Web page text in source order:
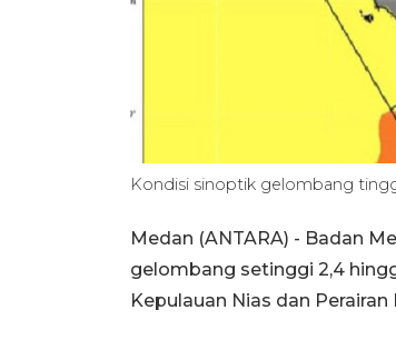
Kondisi sinoptik gelombang
Medan (ANTARA) - Badan
gelombang setinggi 2,4
Kepulauan Nias dan